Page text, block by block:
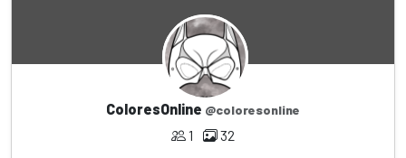
ColoresOnline @coloresonline
1 32